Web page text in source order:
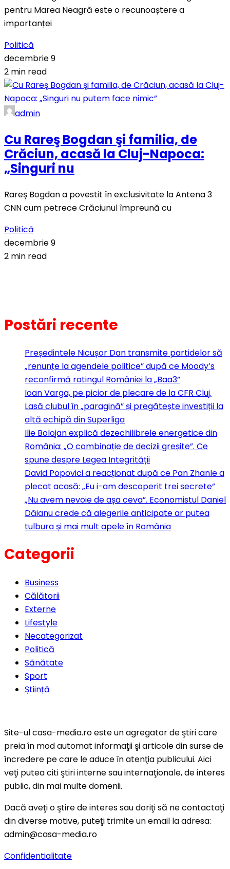
pentru Marea Neagră este o recunoaștere a
importanței
Politică
decembrie 9
2 min read
admin
Cu Rareş Bogdan şi familia, de
Crăciun, acasă la Cluj-Napoca:
„Singuri nu
Rareș Bogdan a povestit în exclusivitate la Antena 3
CNN cum petrece Crăciunul împreună cu
Politică
decembrie 9
2 min read
Postări recente
Președintele Nicușor Dan transmite partidelor să
„renunțe la agendele politice” după ce Moody’s
reconfirmă ratingul României la „Baa3”
Ioan Varga, pe picior de plecare de la CFR Cluj.
Lasă clubul în „paragină” și pregătește investiții la
altă echipă din Superliga
Ilie Bolojan explică dezechilibrele energetice din
România: „O combinație de decizii greșite”. Ce
spune despre Legea Integrității
David Popovici a reacționat după ce Pan Zhanle a
plecat acasă: „Eu i-am descoperit trei secrete”
„Nu avem nevoie de așa ceva”. Economistul Daniel
Dăianu crede că alegerile anticipate ar putea
tulbura și mai mult apele în România
Categorii
Business
Călătorii
Externe
Lifestyle
Necategorizat
Politică
Sănătate
Sport
Știință
Site-ul casa-media.ro este un agregator de ştiri care
preia în mod automat informaţii şi articole din surse de
încredere pe care le aduce în atenţia publicului. Aici
veţi putea citi ştiri interne sau internaţionale, de interes
public, din mai multe domenii.
Dacă aveţi o ştire de interes sau doriţi să ne contactaţi
din diverse motive, puteţi trimite un email la adresa:
admin@casa-media.ro
Confidentialitate